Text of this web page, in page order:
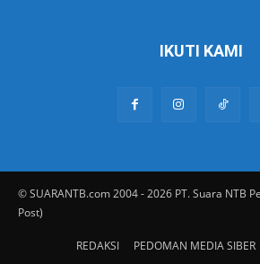
IKUTI KAMI
© SUARANTB.com 2004 - 2026 PT. Suara NTB
Post)
REDAKSI PEDOMAN MEDIA SIBER